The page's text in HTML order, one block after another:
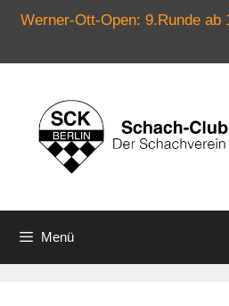
Werner-Ott-Open: 9.Runde ab
springen
Menü